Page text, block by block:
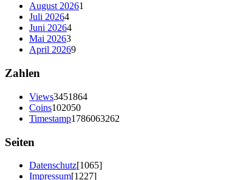
August 20261
Juli 20264
Juni 20264
Mai 20263
April 20269
Zahlen
Views3451864
Coins102050
Timestamp1786063262
Seiten
Datenschutz[1065]
Impressum[1227]